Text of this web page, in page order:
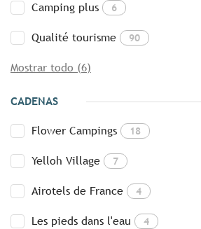
Camping plus 6
Qualité tourisme 90
Mostrar todo (6)
CADENAS
Flower Campings 18
Yelloh Village 7
Airotels de France 4
Les pieds dans l'eau 4